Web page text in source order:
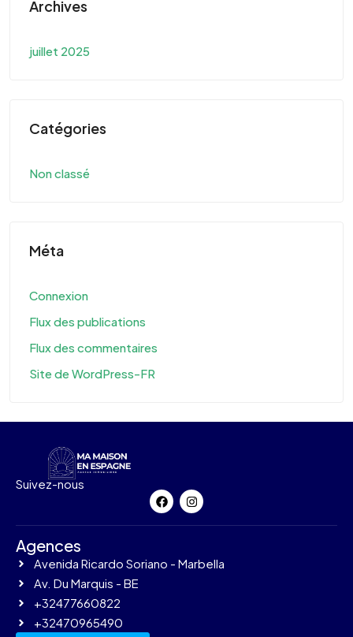
Archives
juillet 2025
Catégories
Non classé
Méta
Connexion
Flux des publications
Flux des commentaires
Site de WordPress-FR
Suivez-nous
Agences
Avenida Ricardo Soriano - Marbella
Av. Du Marquis - BE
+32477660822
+32470965490